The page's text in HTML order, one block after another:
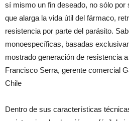
sí mismo un fin deseado, no sólo por
que alarga la vida útil del fármaco,
resistencia por parte del parásito.
monoespecíficas, basadas
mostrado generación de resistencia
Francisco Serra, gerente comercial
Chile
Dentro de sus características